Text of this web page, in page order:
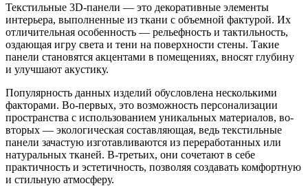
Текстильные 3D-панели — это декоративные элементы
интерьера, выполненные из ткани с объемной фактурой. Их
отличительная особенность — рельефность и тактильность,
оздающая игру света и тени на поверхности стены. Такие
панели становятся акцентами в помещениях, вносят глубину
и улучшают акустику.
Популярность данных изделий обусловлена несколькими
факторами. Во-первых, это возможность персонализации
пространства с использованием уникальных материалов, во-
вторых — экологическая составляющая, ведь текстильные
панели зачастую изготавливаются из переработанных или
натуральных тканей. В-третьих, они сочетают в себе
практичность и эстетичность, позволяя создавать комфортную
и стильную атмосферу.